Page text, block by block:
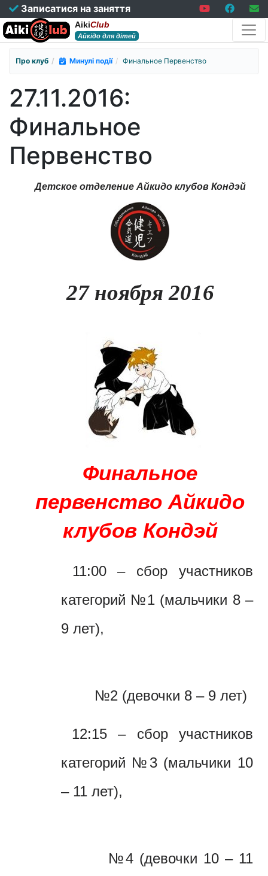
Записатися на заняття
AikiClub
Айкідо для дітей
Про клуб Минулі події Финальное Первенство
27.11.2016:
Финальное
Первенство
Детское отделение Айкидо клубов Кондэй
27 ноября 2016
Финальное
первенство Айкидо
клубов Кондэй
11:00 – сбор участников
категорий №1 (мальчики 8 –
9 лет),
№2 (девочки 8 – 9 лет)
12:15 – сбор участников
категорий №3 (мальчики 10
– 11 лет),
№4 (девочки 10 – 11